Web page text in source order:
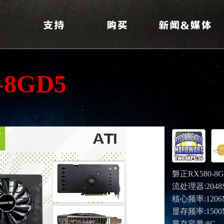
磐正RX580-
流处理器
核心频率
显存频率